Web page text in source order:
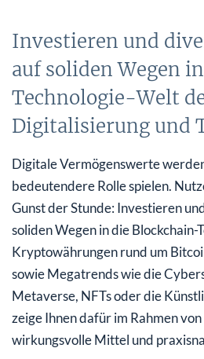
Investieren und
auf soliden Wegen
Technologie-Welt
Digitalisierung und
Digitale Vermögenswerte
bedeutendere Rolle spielen.
Gunst der Stunde: Investieren
soliden Wegen in die Blockchain-
Kryptowährungen rund um
sowie Megatrends wie die
Metaverse, NFTs oder die
zeige Ihnen dafür im Rahmen
wirkungsvolle Mittel und